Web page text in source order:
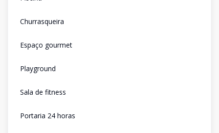
Churrasqueira
Espaço gourmet
Playground
Sala de fitness
Portaria 24 horas